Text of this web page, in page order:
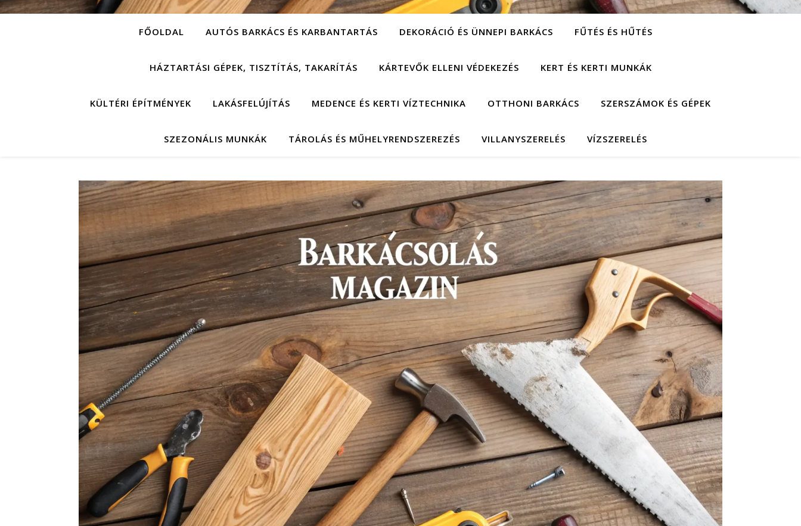
FŐOLDAL AUTÓS BARKÁCS ÉS KARBANTARTÁS DEKORÁCIÓ ÉS ÜNNEPI BARKÁCS FŰTÉS ÉS HŰTÉS
HÁZTARTÁSI GÉPEK, TISZTÍTÁS, TAKARÍTÁS KÁRTEVŐK ELLENI VÉDEKEZÉS KERT ÉS KERTI MUNKÁK
KÜLTÉRI ÉPÍTMÉNYEK LAKÁSFELÚJÍTÁS MEDENCE ÉS KERTI VÍZTECHNIKA OTTHONI BARKÁCS SZERSZÁMOK ÉS GÉPEK
SZEZONÁLIS MUNKÁK TÁROLÁS ÉS MŰHELYRENDSZEREZÉS VILLANYSZERELÉS VÍZSZERELÉS